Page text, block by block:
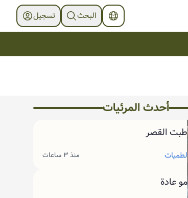
البحث تسجیل
أحدث المرئیات
طبت القصر
لطميات منذ ٣ ساعات
مو عادة